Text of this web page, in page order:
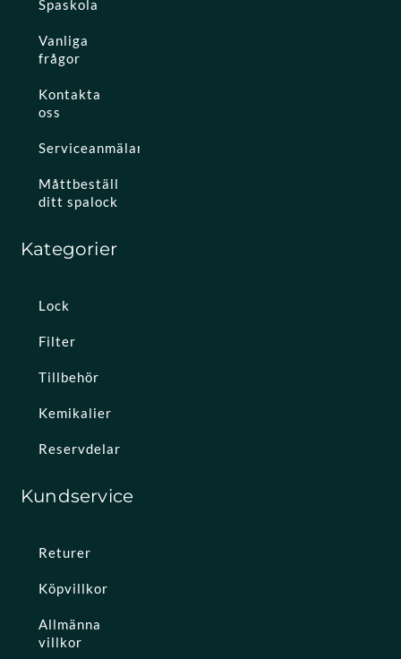
Spaskola
Vanliga
frågor
Kontakta
oss
Serviceanmälan
Måttbeställ
ditt spalock
Kategorier
Lock
Filter
Tillbehör
Kemikalier
Reservdelar
Kundservice
Returer
Köpvillkor
Allmänna
villkor